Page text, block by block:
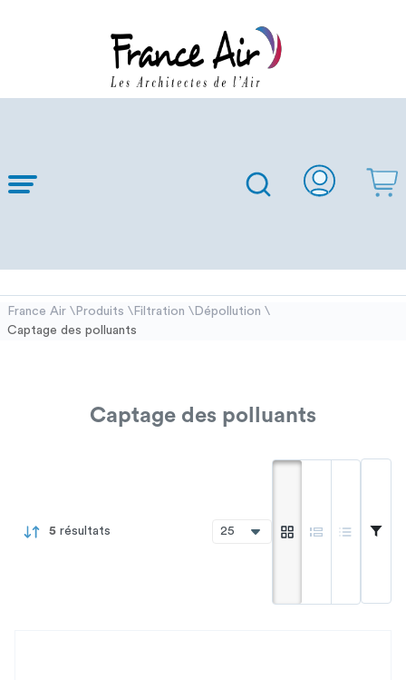
Content
France Air \ Produits \ Filtration \ Dépollution \
Captage des polluants
Captage des polluants
5 résultats 25